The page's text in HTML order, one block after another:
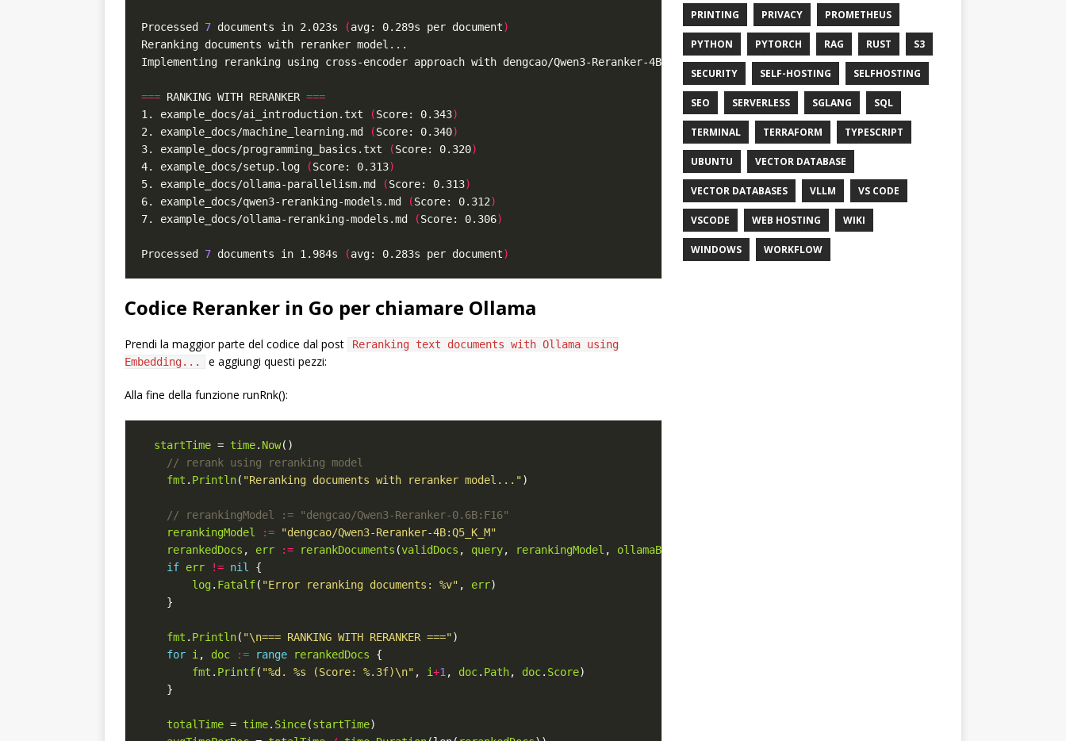
Processed 7 documents in 2.023s (avg: 0.289s per document)
=== RANKING WITH RERANKER ===
1. example_docs/ai_introduction.txt
(Score: 0.343)
2. example_docs/machine_learning.md
(Score: 0.340)
3. example_docs/programming_basics.txt
(Score: 0.320)
4. example_docs/setup.log
(Score: 0.313)
5. example_docs/ollama-parallelism.md
(Score: 0.313)
6. example_docs/qwen3-reranking-models.md
(Score: 0.312)
7. example_docs/ollama-reranking-models.md
(Score: 0.306)
Processed 7 documents in 1.984s (avg: 0.283s per document)
Codice Reranker in Go per chiamare Ollama
Prendi la maggior parte del codice dal post
Reranking text documents with Ollama using
Embedding...
e aggiungi questi pezzi:
Alla fine della funzione runRnk():
startTime = time. Now
fmt . Println( "Reranking documents with reranker model..."
rerankingModel
:=
"dengcao/Qwen3-Reranker-4B:Q5_K_M"
rerankedDocs , err := rerankDocuments (validDocs , query, rerankingModel , ollamaBaseURL
if err != nil
log. Fatalf( "Error reranking documents: %v" , err
fmt . Println( "\n=== RANKING WITH RERANKER ==="
for i , doc := range rerankedDocs
fmt . Printf( "%d. %s (Score: %.3f)\n" , i+1 , doc. Path, doc. Score
totalTime = time. Since(startTime
PRINTING PRIVACY PROMETHEUS
PYTHON PYTORCH RAG RUST S3
SECURITY SELF-HOSTING SELFHOSTING
SEO SERVERLESS SGLANG SQL
TERMINAL TERRAFORM TYPESCRIPT
UBUNTU VECTOR DATABASE
VECTOR DATABASES VLLM VS CODE
VSCODE WEB HOSTING WIKI
WINDOWS WORKFLOW